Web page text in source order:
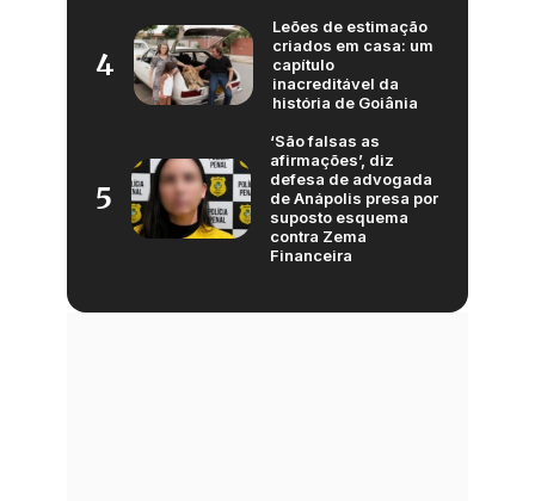
4
Leões de estimação
criados em casa: um
capítulo
inacreditável da
história de Goiânia
5
‘São falsas as
afirmações’, diz
defesa de advogada
de Anápolis presa por
suposto esquema
contra Zema
Financeira